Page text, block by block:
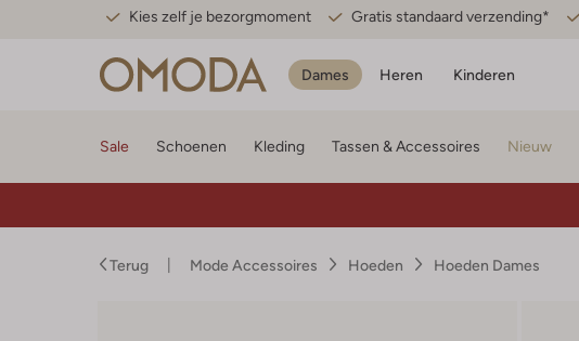
Kies zelf je bezorgmoment Gratis standaard verzending*
Dames Heren Kinderen
Sale Schoenen Kleding Tassen & Accessoires Nieuw
Terug Mode Accessoires Hoeden Hoeden Dames